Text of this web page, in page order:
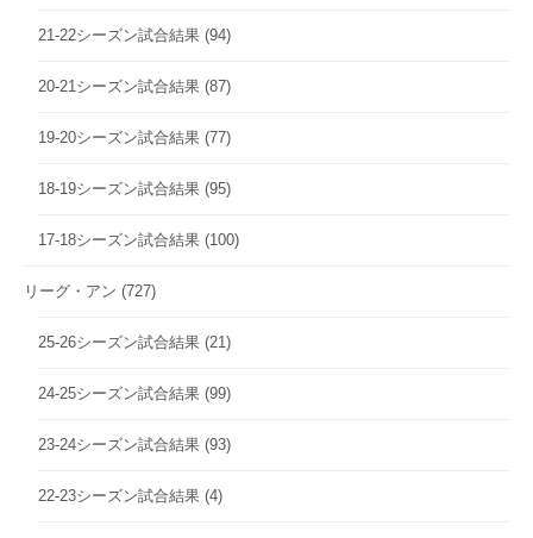
21-22シーズン試合結果 (94)
20-21シーズン試合結果 (87)
19-20シーズン試合結果 (77)
18-19シーズン試合結果 (95)
17-18シーズン試合結果 (100)
リーグ・アン (727)
25-26シーズン試合結果 (21)
24-25シーズン試合結果 (99)
23-24シーズン試合結果 (93)
22-23シーズン試合結果 (4)